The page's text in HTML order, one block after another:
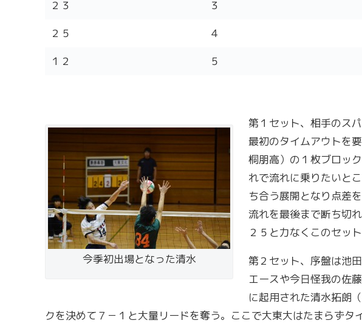
２３
３
２５
４
１２
５
今季初出場となった清水
第１セット、相手のス
最初のタイムアウトを
桐朋高）の１枚ブロッ
れで流れに乗りたいと
ち合う展開となり点差
流れを最後まで断ち切
２５と力なくこのセット
第２セット、序盤は池
エースや今日怪我の佐
に起用された清水拓朗
クを決めて７－１と大量リードを奪う。ここで大東大はたまらずタ